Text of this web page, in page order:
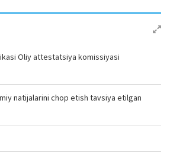
Oliy attestatsiya komissiyasi
natijalarini chop etish tavsiya etilgan